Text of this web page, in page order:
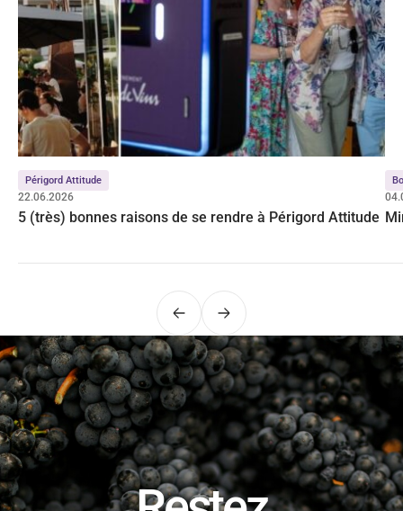
Périgord Attitude
22.06.2026
5 (très) bonnes raisons de se rendre à Périgord Attitude
PrécédentSuivant